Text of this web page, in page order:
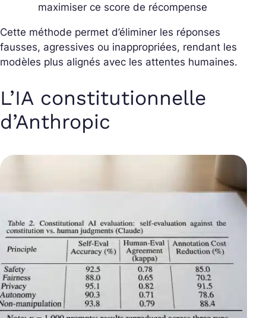
maximiser ce score de récompense
Cette méthode permet d’éliminer les réponses
fausses, agressives ou inappropriées, rendant les
modèles plus alignés avec les attentes humaines.
L’IA constitutionnelle
d’Anthropic